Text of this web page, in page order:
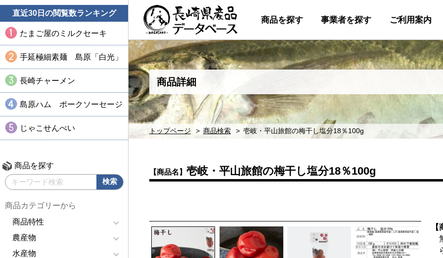
直近30日の閲覧数ランキング
たまご屋のミルクセーキ
手延極細素麺 島原「白光」
長崎チャーメン
島原ハム ポークソーセージ
じゃこせんべい
商品を探す
商品カテゴリーから
商品特性
農産物
水産物
商品を探す 事業者を探す ご利用案内
商品詳細
トップページ 商品検索 壱岐・平山旅館の梅干し塩分18％100g
【商品名】 壱岐・平山旅館の梅干し塩分18％100g